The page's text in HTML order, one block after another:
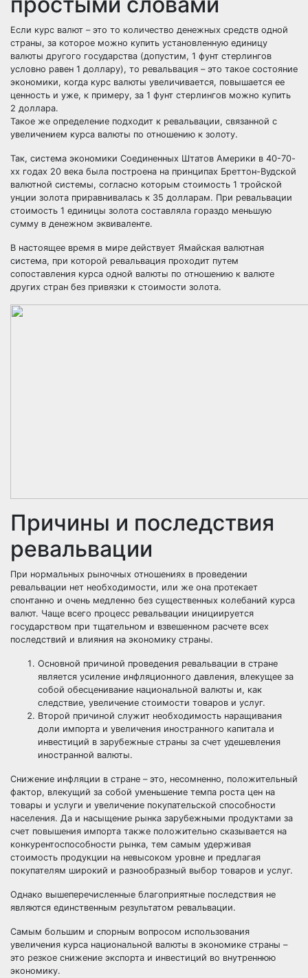
Если курс валют – это то количество денежных средств одной
страны, за которое можно купить установленную единицу
валюты другого государства (допустим, 1 фунт стерлингов
условно равен 1 доллару), то ревальвация – это такое состояние
экономики, когда курс валюты увеличивается, повышается ее
ценность и уже, к примеру, за 1 фунт стерлингов можно купить
2 доллара.
Такое же определение подходит к ревальвации, связанной с
увеличением курса валюты по отношению к золоту.
Так, система экономики Соединенных Штатов Америки в 40-70-
хх годах 20 века была построена на принципах Бреттон-Вудской
валютной системы, согласно которым стоимость 1 тройской
унции золота приравнивалась к 35 долларам. При ревальвации
стоимость 1 единицы золота составляла гораздо меньшую
сумму в денежном эквиваленте.
В настоящее время в мире действует Ямайская валютная
система, при которой ревальвация проходит путем
сопоставления курса одной валюты по отношению к валюте
других стран без привязки к стоимости золота.
Причины и последствия
ревальвации
При нормальных рыночных отношениях в проведении
ревальвации нет необходимости, или же она протекает
спонтанно и очень медленно без существенных колебаний курса
валют. Чаще всего процесс ревальвации инициируется
государством при тщательном и взвешенном расчете всех
последствий и влияния на экономику страны.
Основной причиной проведения ревальвации в стране
является усиление инфляционного давления, влекущее за
собой обесценивание национальной валюты и, как
следствие, увеличение стоимости товаров и услуг.
Второй причиной служит необходимость наращивания
доли импорта и увеличения иностранного капитала и
инвестиций в зарубежные страны за счет удешевления
иностранной валюты.
Снижение инфляции в стране – это, несомненно, положительный
фактор, влекущий за собой уменьшение темпа роста цен на
товары и услуги и увеличение покупательской способности
населения. Да и насыщение рынка зарубежными продуктами за
счет повышения импорта также положительно сказывается на
конкурентоспособности рынка, тем самым удерживая
стоимость продукции на невысоком уровне и предлагая
покупателям широкий и разнообразный выбор товаров и услуг.
Однако вышеперечисленные благоприятные последствия не
являются единственным результатом ревальвации.
Самым большим и спорным вопросом использования
увеличения курса национальной валюты в экономике страны –
это резкое снижение экспорта и инвестиций во внутреннюю
экономику.